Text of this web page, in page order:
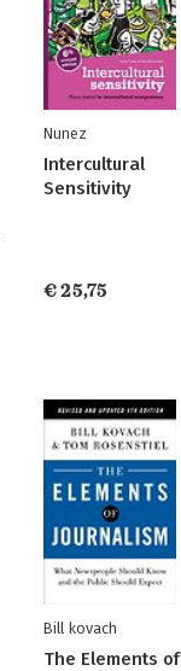
Nunez
Intercultural
Sensitivity
€ 25,75
Bill kovach
The Elements of